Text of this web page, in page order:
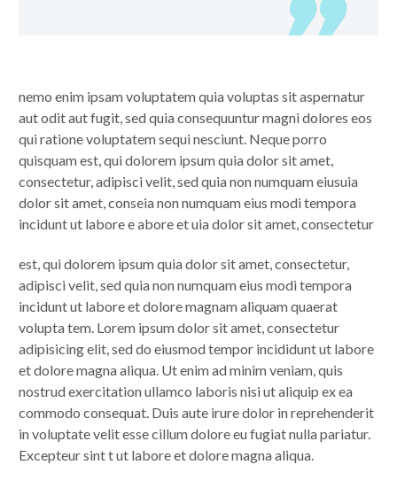
nemo enim ipsam voluptatem quia voluptas sit aspernatur
aut odit aut fugit, sed quia consequuntur magni dolores eos
qui ratione voluptatem sequi nesciunt. Neque porro
quisquam est, qui dolorem ipsum quia dolor sit amet,
consectetur, adipisci velit, sed quia non numquam eiusuia
dolor sit amet, conseia non numquam eius modi tempora
incidunt ut labore e abore et uia dolor sit amet, consectetur
est, qui dolorem ipsum quia dolor sit amet, consectetur,
adipisci velit, sed quia non numquam eius modi tempora
incidunt ut labore et dolore magnam aliquam quaerat
volupta tem. Lorem ipsum dolor sit amet, consectetur
adipisicing elit, sed do eiusmod tempor incididunt ut labore
et dolore magna aliqua. Ut enim ad minim veniam, quis
nostrud exercitation ullamco laboris nisi ut aliquip ex ea
commodo consequat. Duis aute irure dolor in reprehenderit
in voluptate velit esse cillum dolore eu fugiat nulla pariatur.
Excepteur sint t ut labore et dolore magna aliqua.